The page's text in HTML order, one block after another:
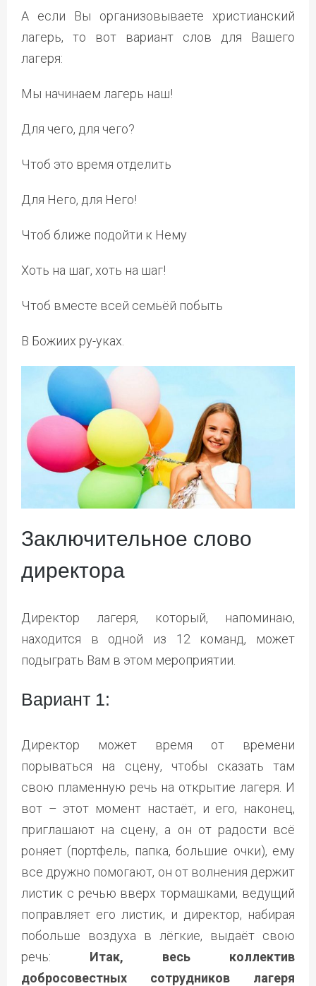
А если Вы организовываете христианский
лагерь, то вот вариант слов для Вашего
лагеря:
Мы начинаем лагерь наш!
Для чего, для чего?
Чтоб это время отделить
Для Него, для Него!
Чтоб ближе подойти к Нему
Хоть на шаг, хоть на шаг!
Чтоб вместе всей семьёй побыть
В Божиих ру-уках.
Заключительное слово
директора
Директор лагеря, который, напоминаю,
находится в одной из 12 команд, может
подыграть Вам в этом мероприятии.
Вариант 1:
Директор может время от времени
порываться на сцену, чтобы сказать там
свою пламенную речь на открытие лагеря. И
вот – этот момент настаёт, и его, наконец,
приглашают на сцену, а он от радости всё
роняет (портфель, папка, большие очки), ему
все дружно помогают, он от волнения держит
листик с речью вверх тормашками, ведущий
поправляет его листик, и директор, набирая
побольше воздуха в лёгкие, выдаёт свою
речь: Итак, весь коллектив
добросовестных сотрудников лагеря